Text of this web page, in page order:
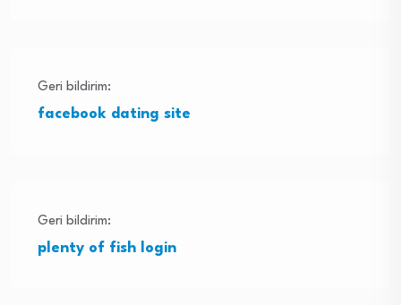
Geri bildirim:
facebook dating site
Geri bildirim:
plenty of fish login